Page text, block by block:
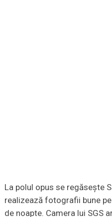
La polul opus se regăseşte
realizează fotografii bune
de noapte. Camera lui SGS